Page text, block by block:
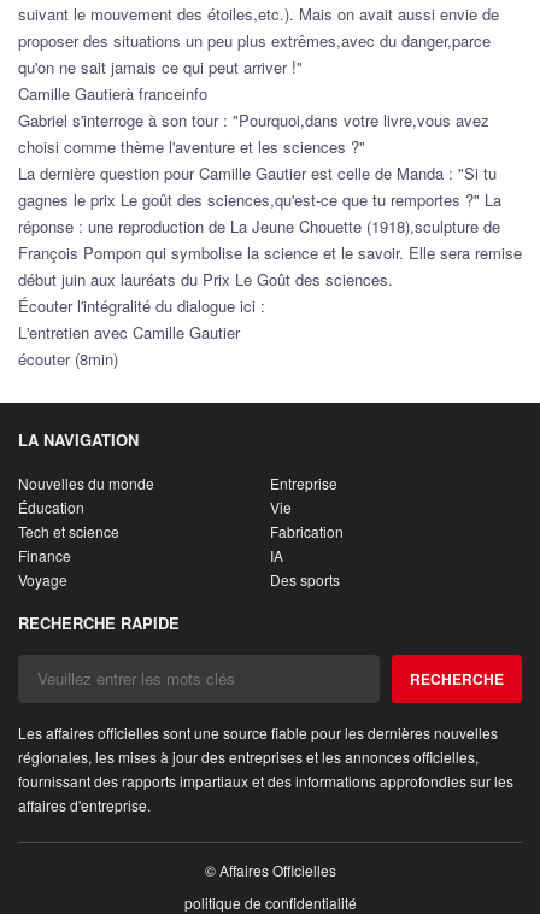
suivant le mouvement des étoiles,etc.). Mais on avait aussi envie de
proposer des situations un peu plus extrêmes,avec du danger,parce
qu'on ne sait jamais ce qui peut arriver !"
Camille Gautierà franceinfo
Gabriel s'interroge à son tour : "Pourquoi,dans votre livre,vous avez
choisi comme thème l'aventure et les sciences ?"
La dernière question pour Camille Gautier est celle de Manda : "Si tu
gagnes le prix Le goût des sciences,qu'est-ce que tu remportes ?" La
réponse : une reproduction de La Jeune Chouette (1918),sculpture de
François Pompon qui symbolise la science et le savoir. Elle sera remise
début juin aux lauréats du Prix Le Goût des sciences.
Écouter l'intégralité du dialogue ici :
L'entretien avec Camille Gautier
écouter (8min)
LA NAVIGATION
Nouvelles du monde
Entreprise
Éducation
Vie
Tech et science
Fabrication
Finance
IA
Voyage
Des sports
RECHERCHE RAPIDE
RECHERCHE
Les affaires officielles sont une source fiable pour les dernières nouvelles
régionales, les mises à jour des entreprises et les annonces officielles,
fournissant des rapports impartiaux et des informations approfondies sur les
affaires d'entreprise.
© Affaires Officielles
politique de confidentialité